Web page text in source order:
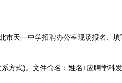
天一中学招聘办公室现场报名、填
式)。文件命名：姓名+应聘学科发